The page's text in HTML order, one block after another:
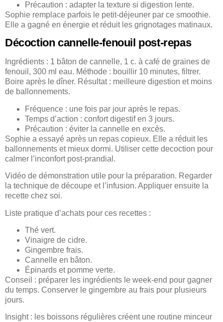
Précaution : adapter la texture si digestion lente.
Sophie remplace parfois le petit-déjeuner par ce smoothie.
Elle a gagné en énergie et réduit les grignotages matinaux.
Décoction cannelle-fenouil post-repas
Ingrédients : 1 bâton de cannelle, 1 c. à café de graines de
fenouil, 300 ml eau. Méthode : bouillir 10 minutes, filtrer.
Boire après le dîner. Résultat : meilleure digestion et moins
de ballonnements.
Fréquence : une fois par jour après le repas.
Temps d’action : confort digestif en 3 jours.
Précaution : éviter la cannelle en excès.
Sophie a essayé après un repas copieux. Elle a réduit les
ballonnements et mieux dormi. Utiliser cette decoction pour
calmer l’inconfort post-prandial.
Vidéo de démonstration utile pour la préparation. Regarder
la technique de découpe et l’infusion. Appliquer ensuite la
recette chez soi.
Liste pratique d’achats pour ces recettes :
Thé vert.
Vinaigre de cidre.
Gingembre frais.
Cannelle en bâton.
Épinards et pomme verte.
Conseil : préparer les ingrédients le week-end pour gagner
du temps. Conserver le gingembre au frais pour plusieurs
jours.
Insight : les boissons régulières créent une routine minceur